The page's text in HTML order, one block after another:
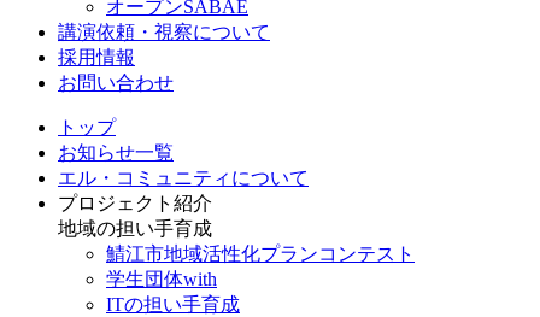
オープンSABAE
講演依頼・視察について
採用情報
お問い合わせ
トップ
お知らせ一覧
エル・コミュニティについて
プロジェクト紹介
地域の担い手育成
鯖江市地域活性化プランコンテスト
学生団体with
ITの担い手育成